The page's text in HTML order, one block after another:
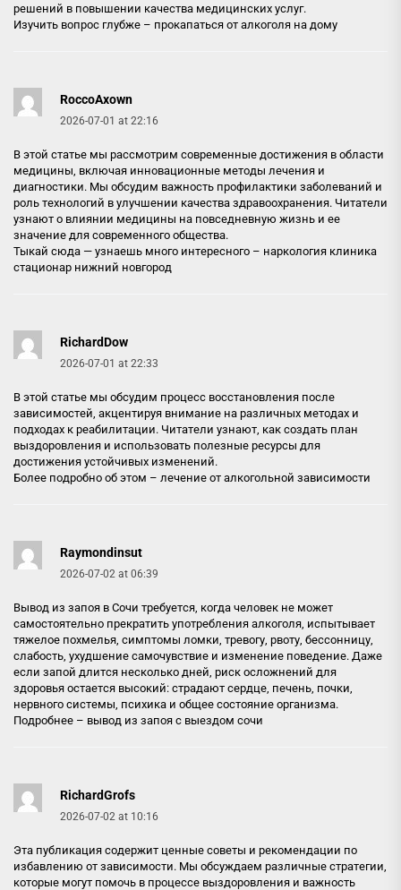
решений в повышении качества медицинских услуг.
Изучить вопрос глубже – прокапаться от алкоголя на дому
RoccoAxown
2026-07-01 at 22:16
В этой статье мы рассмотрим современные достижения в области
медицины, включая инновационные методы лечения и
диагностики. Мы обсудим важность профилактики заболеваний и
роль технологий в улучшении качества здравоохранения. Читатели
узнают о влиянии медицины на повседневную жизнь и ее
значение для современного общества.
Тыкай сюда — узнаешь много интересного – наркология клиника
стационар нижний новгород
RichardDow
2026-07-01 at 22:33
В этой статье мы обсудим процесс восстановления после
зависимостей, акцентируя внимание на различных методах и
подходах к реабилитации. Читатели узнают, как создать план
выздоровления и использовать полезные ресурсы для
достижения устойчивых изменений.
Более подробно об этом – лечение от алкогольной зависимости
Raymondinsut
2026-07-02 at 06:39
Вывод из запоя в Сочи требуется, когда человек не может
самостоятельно прекратить употребления алкоголя, испытывает
тяжелое похмелья, симптомы ломки, тревогу, рвоту, бессонницу,
слабость, ухудшение самочувствие и изменение поведение. Даже
если запой длится несколько дней, риск осложнений для
здоровья остается высокий: страдают сердце, печень, почки,
нервного системы, психика и общее состояние организма.
Подробнее – вывод из запоя с выездом сочи
RichardGrofs
2026-07-02 at 10:16
Эта публикация содержит ценные советы и рекомендации по
избавлению от зависимости. Мы обсуждаем различные стратегии,
которые могут помочь в процессе выздоровления и важность